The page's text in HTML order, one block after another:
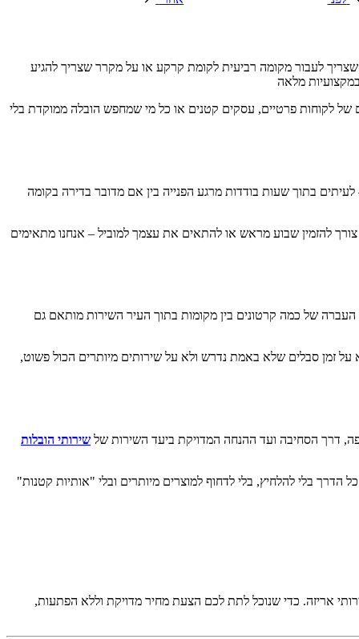
לעבור מקומה רביעית לקומת קרקע או על מקרר שצריך להגיע
מלאה
לקוחות פרטיים, עסקים קטנים או כל מי שמחפש הובלה ממוקדת בלי
בתוך שעות בודדות מרגע הפנייה בין אם מדובר בדירה בקומה
להזמין שבוע מראש או להתאים את עצמך למוביל – אנחנו מתאימים
של כמה קרטונים בין מקומות בתוך העיר השירות מותאם גם
זמן סבלים שלא באמת נדרש ולא על שירותים מיותרים הכול פשוט,
דרך הסחיבה ועד ההנחה המדויקת ביעד השירות של שירותי הובלות
בלי להלחיץ, בלי לדחוף למוצרים מיותרים ובלי "אותיות קטנות"
אריזה. כדי שנוכל לתת לכם הצעת מחיר מדויקת וללא הפתעות,